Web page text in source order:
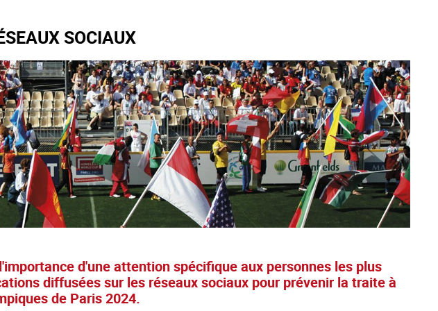
SOCIAUX
d'une attention spécifique aux personnes les plus
diffusées sur les réseaux sociaux pour prévenir la traite à
de Paris 2024.